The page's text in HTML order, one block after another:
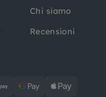
Chi siamo
Recensioni